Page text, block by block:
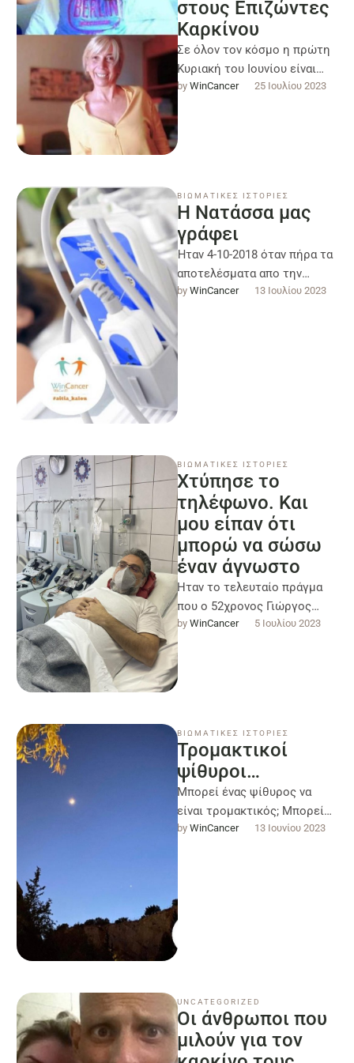
στους Επιζώντες
Καρκίνου
Σε όλον τον κόσμο η πρώτη
Κυριακή του Ιουνίου είναι
αφιερωμένη στους
Τουτέστιν.....γιορτάζουμε!
Και γιορτάζουμε πάρα …
by WinCancer 25 Ιουλίου 2023
ΒΙΩΜΑΤΙΚΕΣ ΙΣΤΟΡΙΕΣ
Η Νατάσσα μας
γράφει
Ήταν 4-10-2018 όταν πήρα τα
αποτελέσματα απο την
βιοψία με υπέρηχο που είχα
…
by WinCancer 13 Ιουλίου 2023
ΒΙΩΜΑΤΙΚΕΣ ΙΣΤΟΡΙΕΣ
Χτύπησε το
τηλέφωνο. Και
μου είπαν ότι
μπορώ να σώσω
έναν άγνωστο
Ηταν το τελευταίο πράγµα
που ο 52χρονος Γιώργος
Οικονοµόπουλος περίµενε να
ακούσει σηκώνοντας το
τηλέφωνο εκείνο το πρωί. …
by WinCancer 5 Ιουλίου 2023
ΒΙΩΜΑΤΙΚΕΣ ΙΣΤΟΡΙΕΣ
Τρομακτικοί
ψίθυροι…
Μπορεί ένας ψίθυρος να
είναι τρομακτικός; Μπορεί
να κάνει περισσότερο
by WinCancer 13 Ιουνίου 2023
UNCATEGORIZED
Οι άνθρωποι που
μιλούν για τον